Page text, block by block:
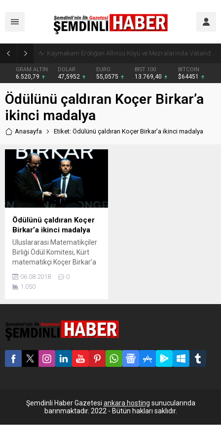
Kaymakam Erdoğan Altınsu Köyü ve Mezralarında Vatandaşlarla Buluştu
GRAM ALTIN
6.520,79
DOLAR
47,5952
EURO
55,0575
BIST 100
13.769,40
BITCOIN
$64451
Ödülünü çaldıran Koçer Birkar’a
ikinci madalya
Anasayfa Etiket: Ödülünü çaldıran Koçer Birkar’a ikinci madalya
Ödülünü çaldıran Koçer
Birkar’a ikinci madalya
Uluslararası Matematikçiler
Birliği Ödül Komitesi, Kürt
matematikçi Koçer Birkar'a
madalyanın aynısını yeniden
takdim etti. Uluslararası
kaybolan Koçer Birkar’a
yeniden ödül verdi.
Brezilya’nın Rio de Janeiro
kentinde 1 Ağustos’ta
düzenlenen Uluslararası
kabul edilen Fields
Madalyası ödülünü...
06.08.2018
0
1.050
Şemdinli Haber Gazetesi ankara hosting sunucularında
barınmaktadır. 2022 - Bütün hakları saklıdır.